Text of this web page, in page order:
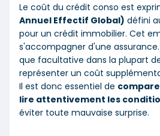
Le coût du crédit conso est
Annuel Effectif Global) défini
pour un crédit immobilier. Cet
s'accompagner d'une
que facultative dans la plupart
représenter un coût
Il est donc essentiel de
lire attentivement les
éviter toute mauvaise surprise.